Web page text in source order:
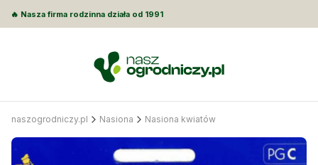
🔥 Nasza firma rodzinna działa od 1991
naszogrodniczy.pl Nasiona Nasiona kwiatów